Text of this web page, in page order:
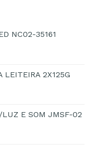
NC02-35161
LEITEIRA 2X125G
LUZ E SOM JMSF-02